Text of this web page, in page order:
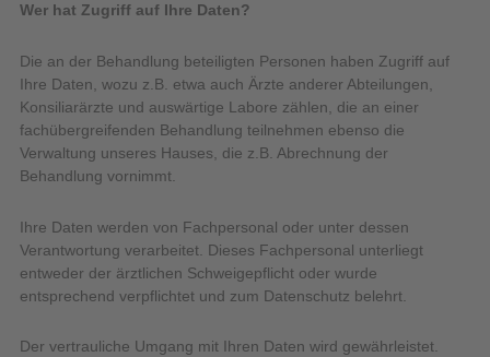
Wer hat Zugriff auf Ihre Daten?
Die an der Behandlung beteiligten Personen haben Zugriff auf
Ihre Daten, wozu z.B. etwa auch Ärzte anderer Abteilungen,
Konsiliarärzte und auswärtige Labore zählen, die an einer
fachübergreifenden Behandlung teilnehmen ebenso die
Verwaltung unseres Hauses, die z.B. Abrechnung der
Behandlung vornimmt.
Ihre Daten werden von Fachpersonal oder unter dessen
Verantwortung verarbeitet. Dieses Fachpersonal unterliegt
entweder der ärztlichen Schweigepflicht oder wurde
entsprechend verpflichtet und zum Datenschutz belehrt.
Der vertrauliche Umgang mit Ihren Daten wird gewährleistet.